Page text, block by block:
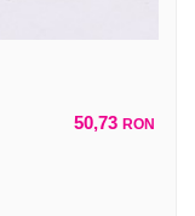
50,73 RON